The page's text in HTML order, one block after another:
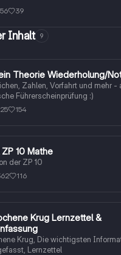
39
Inhalt 9
Theorie Wiederholung/
Zahlen, Vorfahrt und mehr -
Führerscheinprüfung :)
154
10 Mathe
der ZP 10
116
Krug Lernzettel &
Krug, Die wichtigsten
Lernzettel